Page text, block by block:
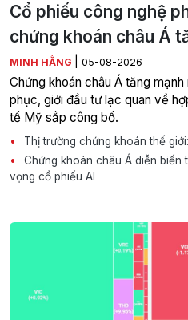
Cổ phiếu công nghệ
chứng khoán châu Á
MINH HẰNG 05-08-2026
Chứng khoán châu Á tăng
phục, giới đầu tư lạc quan về
tế Mỹ sắp công bố.
Thị trường chứng khoán thế
Chứng khoán châu Á diễn
vọng cổ phiếu AI